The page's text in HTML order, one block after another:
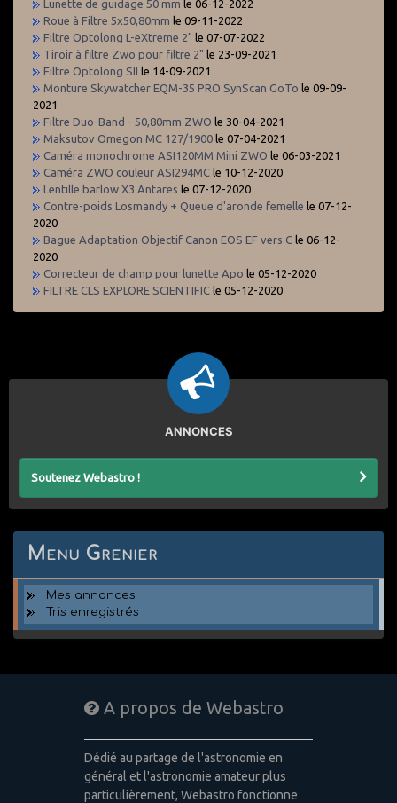
Lunette de guidage 50 mm le 06-12-2022
Roue à Filtre 5x50,80mm le 09-11-2022
Filtre Optolong L-eXtreme 2" le 07-07-2022
Tiroir à filtre Zwo pour filtre 2" le 23-09-2021
Filtre Optolong SII le 14-09-2021
Monture Skywatcher EQM-35 PRO SynScan GoTo le 09-09-
2021
Filtre Duo-Band - 50,80mm ZWO le 30-04-2021
Maksutov Omegon MC 127/1900 le 07-04-2021
Caméra monochrome ASI120MM Mini ZWO le 06-03-2021
Caméra ZWO couleur ASI294MC le 10-12-2020
Lentille barlow X3 Antares le 07-12-2020
Contre-poids Losmandy + Queue d'aronde femelle le 07-12-
2020
Bague Adaptation Objectif Canon EOS EF vers C le 06-12-
2020
Correcteur de champ pour lunette Apo le 05-12-2020
FILTRE CLS EXPLORE SCIENTIFIC le 05-12-2020
ANNONCES
Soutenez Webastro !
Menu Grenier
Mes annonces
Tris enregistrés
A propos de Webastro
Dédié au partage de l'astronomie en
général et l'astronomie amateur plus
particulièrement, Webastro fonctionne